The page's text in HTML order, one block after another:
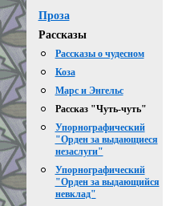
Проза
Рассказы
Рассказы о чудесном
Коза
Марс и Энгельс
Рассказ "Чуть-чуть"
Упорнографический
"Орден за выдающиеся
незаслуги"
Упорнографический
"Орден за выдающийся
невклад"